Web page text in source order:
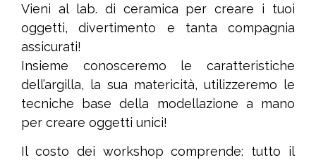
Vieni al lab. di ceramica per creare i tuoi
oggetti, divertimento e tanta compagnia
assicurati!
Insieme conosceremo le caratteristiche
dell’argilla, la sua matericità, utilizzeremo le
tecniche base della modellazione a mano
per creare oggetti unici!
Il costo dei workshop comprende: tutto il